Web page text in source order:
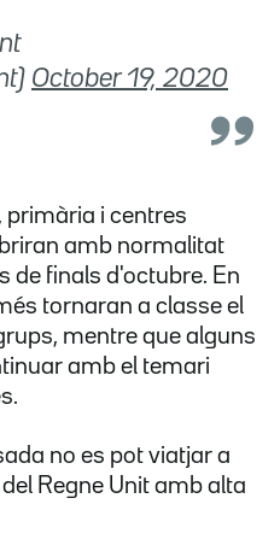
October 19, 2020
, primària i centres
amb normalitat
de finals d'octubre. En
tornaran a classe el
mentre que alguns
amb el temari
no es pot viatjar a
Regne Unit amb alta